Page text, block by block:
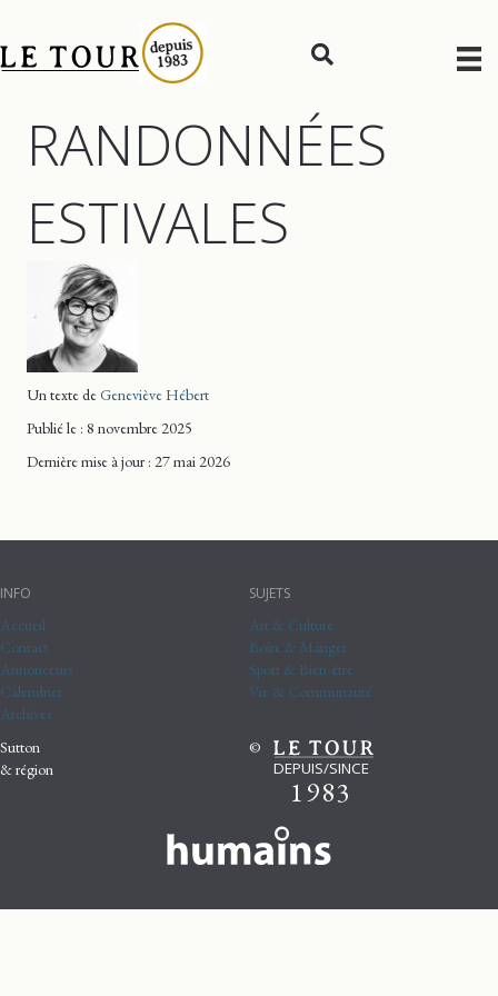
RANDONNÉES
ESTIVALES
Un texte deGeneviève Hébert
Publié le : 8 novembre 2025
Dernière mise à jour: 27 mai 2026
INFO
Accueil
Contact
Annonceurs
Calendrier
Archives
SUJETS
Art & Culture
Boire & Manger
Sport & Bien-être
Vie & Communauté
Sutton
& région
©
DEPUIS/SINCE
1983